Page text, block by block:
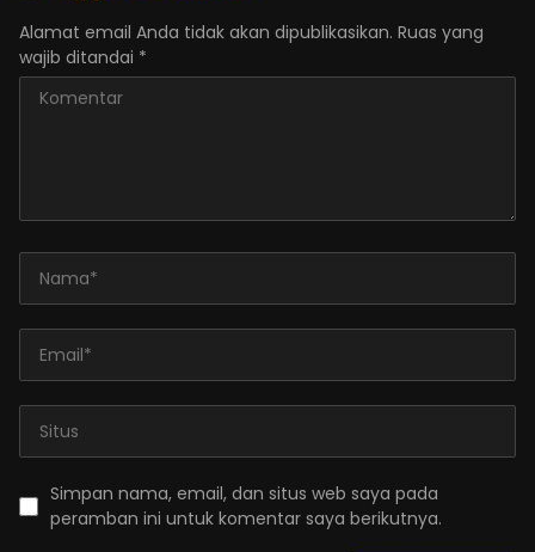
Alamat email Anda tidak akan dipublikasikan. Ruas yang
wajib ditandai *
Simpan nama, email, dan situs web saya pada
peramban ini untuk komentar saya berikutnya.